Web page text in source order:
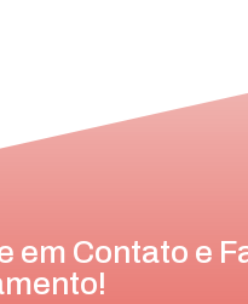
em Contato e